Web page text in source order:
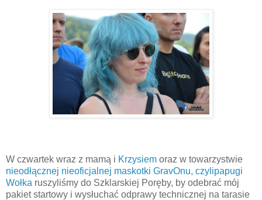
W czwartek wraz z mamą i Krzysiem oraz w towarzystwie
nieodłącznej nieoficjalnej maskotki GravOnu, czylipapugi
Wołka ruszyliśmy do Szklarskiej Poręby, by odebrać mój
pakiet startowy i wysłuchać odprawy technicznej na tarasie